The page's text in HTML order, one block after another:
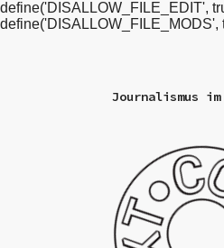
define('DISALLOW_FILE_EDIT',
define('DISALLOW_FILE_MODS',
Journalismus